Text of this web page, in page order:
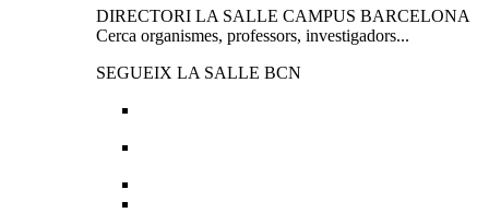
DIRECTORI LA SALLE CAMPUS BARCELONA
Cerca organismes, professors, investigadors...
SEGUEIX LA SALLE BCN